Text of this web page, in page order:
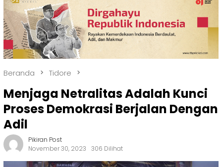
Beranda Tidore
Menjaga Netralitas Adalah Kunci
Proses Demokrasi Berjalan Dengan
Adil
Pikiran Post
November 30, 2023
306 Dilihat